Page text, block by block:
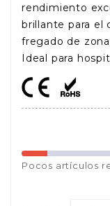
rendimiento
brillante para el
fregado de
Ideal para
Pocos artículos